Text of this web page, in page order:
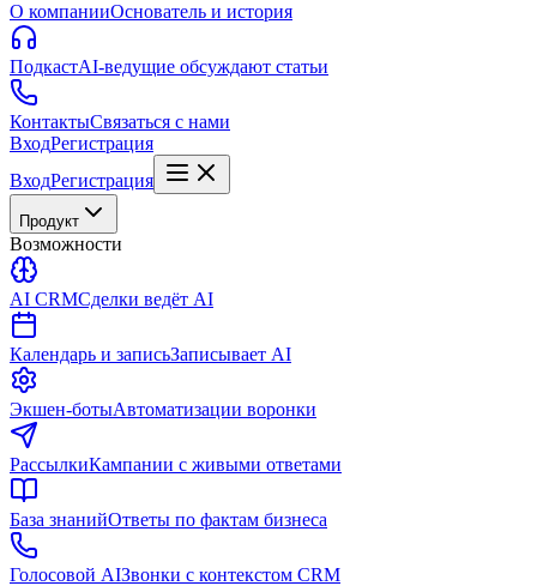
О компанииОснователь и история
ПодкастAI-ведущие обсуждают статьи
КонтактыСвязаться с нами
ВходРегистрация
ВходРегистрация
Продукт
Возможности
AI CRMСделки ведёт AI
Календарь и записьЗаписывает AI
Экшен-ботыАвтоматизации воронки
РассылкиКампании с живыми ответами
База знанийОтветы по фактам бизнеса
Голосовой AIЗвонки с контекстом CRM